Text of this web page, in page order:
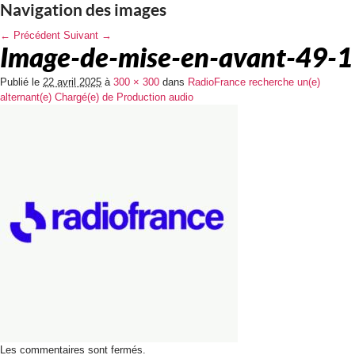
Navigation des images
← Précédent Suivant →
Image-de-mise-en-avant-49-1
Publié le 22 avril 2025 à 300 × 300 dans RadioFrance recherche un(e)
alternant(e) Chargé(e) de Production audio
Les commentaires sont fermés.